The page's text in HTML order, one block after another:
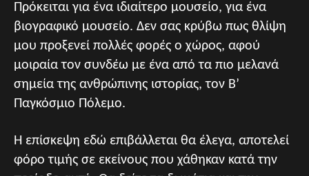
Πρόκειται για ένα ιδιαίτερο μουσείο, για ένα
βιογραφικό μουσείο. Δεν σας κρύβω πως θλίψη
μου προξενεί πολλές φορές ο χώρος, αφού
μοιραία τον συνδέω με ένα από τα πιο μελανά
σημεία της ανθρώπινης ιστορίας, τον Β’
Παγκόσμιο Πόλεμο.
Η επίσκεψη εδώ επιβάλλεται θα έλεγα, αποτελεί
φόρο τιμής σε εκείνους που χάθηκαν κατά την